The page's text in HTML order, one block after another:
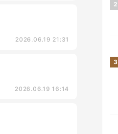
2026.06.19 21:31
2026.06.19 16:14
2
3